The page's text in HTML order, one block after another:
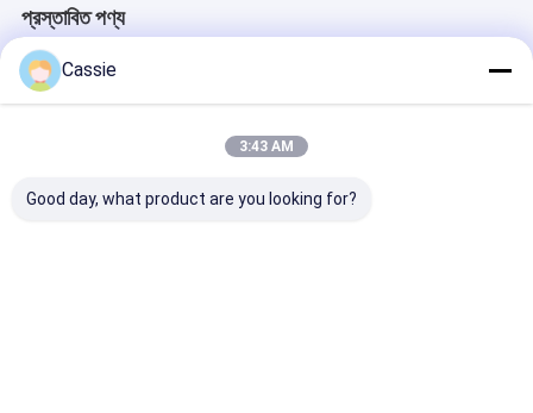
প্রস্তাবিত পণ্য
Cassie
3:43 AM
Good day, what product are you looking for?